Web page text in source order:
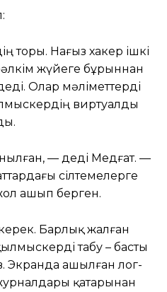
торы. Нағыз хакер ішкі
жүйеге бұрыннан
Олар мәліметтерді
виртуалды
— деді Медғат. —
сілтемелерге
ашып берген.
Барлық жалған
табу – басты
Экранда ашылған лог-
қатарынан